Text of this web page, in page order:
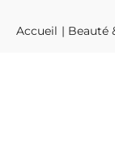
Accueil Beauté